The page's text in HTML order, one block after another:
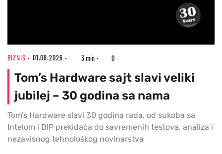
BIZNIS 01.08.2026 3 min 0
Tom’s Hardware sajt slavi veliki
jubilej – 30 godina sa nama
Tom’s Hardware slavi 30 godina rada, od sukoba sa
Intelom i DIP prekidača do savremenih testova, analiza i
nezavisnog tehnološkog novinarstva